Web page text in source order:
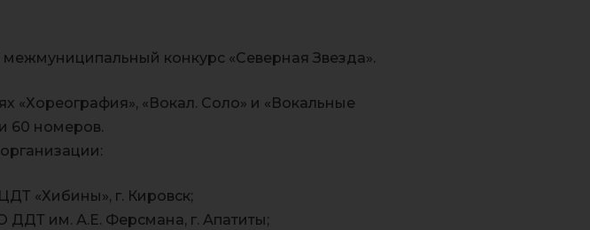
конкурс «Северная Звезда».
«Хореография», «Вокал. Соло» и «Вокальные
60 номеров.
«Хибины», г. Кировск;
им. А.Е. Ферсмана, г. Апатиты;